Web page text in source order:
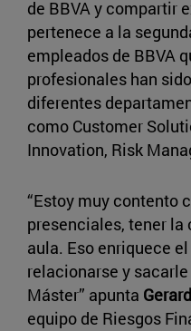
de BBVA y compartir
pertenece a la
empleados de BBVA
profesionales han
diferentes
como Customer
Innovation, Risk
“Estoy muy contento
presenciales, tener la
aula. Eso enriquece
relacionarse y
Máster” apunta
equipo de Riesgos